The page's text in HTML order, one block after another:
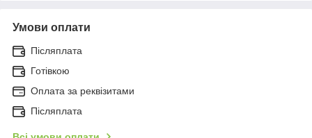
Умови оплати
Післяплата
Готівкою
Оплата за реквізитами
Післяплата